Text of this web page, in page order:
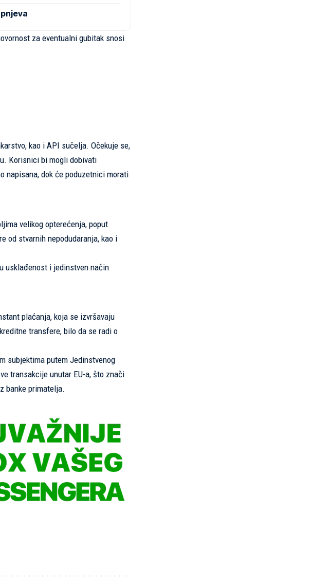
za eventualni gubitak snosi
kao i API sučelja. Očekuje se,
Korisnici bi mogli dobivati
napisana, dok će poduzetnici morati
velikog opterećenja, poput
od stvarnih nepodudaranja, kao i
usklađenost i jedinstven način
plaćanja, koja se izvršavaju
transfere, bilo da se radi o
subjektima putem Jedinstvenog
transakcije unutar EU-a, što znači
banke primatelja.